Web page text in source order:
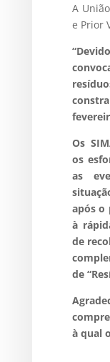
A
e Prior
Os
os
as
após o
à
de
de
à qual